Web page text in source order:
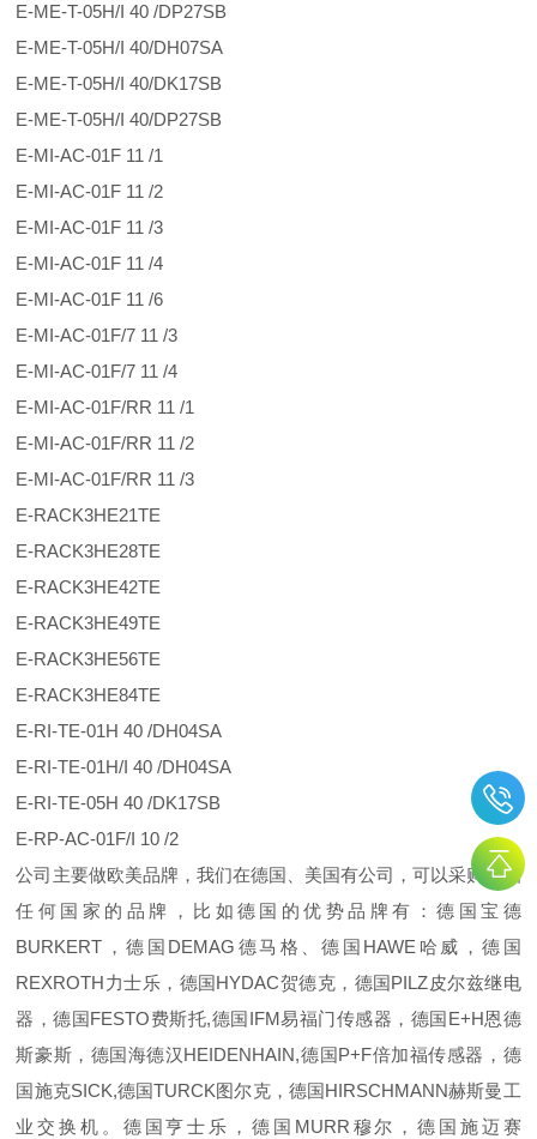
E-ME-T-05H/I 40 /DP27SB
E-ME-T-05H/I 40/DH07SA
E-ME-T-05H/I 40/DK17SB
E-ME-T-05H/I 40/DP27SB
E-MI-AC-01F 11 /1
E-MI-AC-01F 11 /2
E-MI-AC-01F 11 /3
E-MI-AC-01F 11 /4
E-MI-AC-01F 11 /6
E-MI-AC-01F/7 11 /3
E-MI-AC-01F/7 11 /4
E-MI-AC-01F/RR 11 /1
E-MI-AC-01F/RR 11 /2
E-MI-AC-01F/RR 11 /3
E-RACK3HE21TE
E-RACK3HE28TE
E-RACK3HE42TE
E-RACK3HE49TE
E-RACK3HE56TE
E-RACK3HE84TE
E-RI-TE-01H 40 /DH04SA
E-RI-TE-01H/I 40 /DH04SA
E-RI-TE-05H 40 /DK17SB
E-RP-AC-01F/I 10 /2
公司主要做欧美品牌，我们在德国、美国有公司，可以采购欧洲
任何国家的品牌，比如德国的优势品牌有：德国宝德
BURKERT，德国DEMAG德马格、德国HAWE哈威，德国
REXROTH力士乐，德国HYDAC贺德克，德国PILZ皮尔兹继电
器，德国FESTO费斯托,德国IFM易福门传感器，德国E+H恩德
斯豪斯，德国海德汉HEIDENHAIN,德国P+F倍加福传感器，德
国施克SICK,德国TURCK图尔克，德国HIRSCHMANN赫斯曼工
业交换机。德国亨士乐，德国MURR穆尔，德国施迈赛